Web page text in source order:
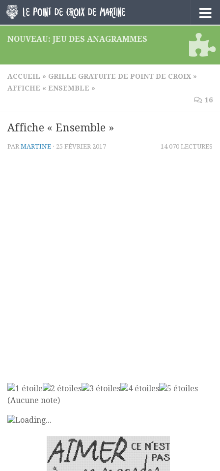
Skip to content
NOUVEAU: JEU DES ANAGRAMMES
ACCUEIL » GRILLE GRATUITE DE POINT DE CROIX »
AFFICHE « ENSEMBLE »
16
Affiche « Ensemble »
PAR MARTINE · 25 FÉVRIER 2017 14 070 LECTURES
(Aucune note)
Loading...